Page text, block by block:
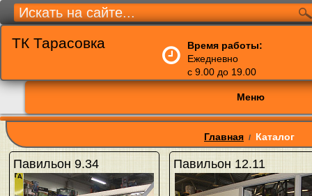
ТК Тарасовка
Время работы:
Ежедневно
с 9.00 до 19.00
Меню
Главная / Каталог
Павильон 9.34 Павильон 12.11